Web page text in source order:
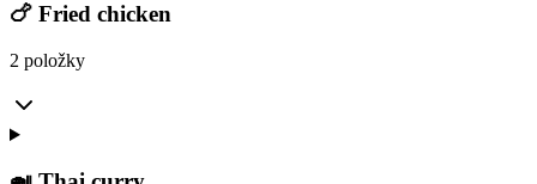
🍗 Fried chicken
2 položky